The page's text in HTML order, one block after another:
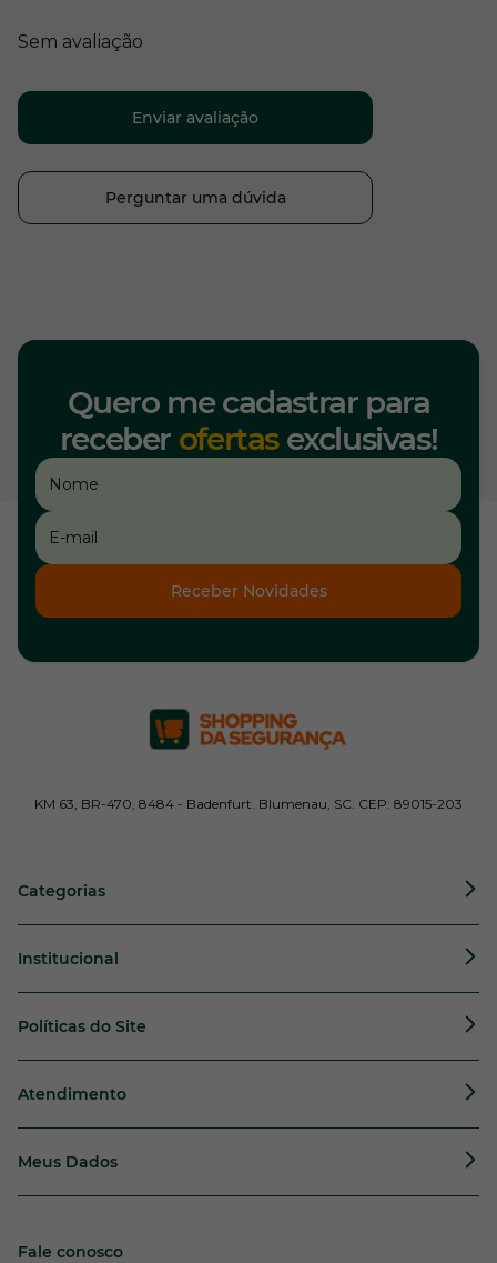
Sem avaliação
Enviar avaliação
Perguntar uma dúvida
Quero me cadastrar para
receber ofertasexclusivas!
Receber Novidades
KM 63, BR-470, 8484 - Badenfurt. Blumenau, SC. CEP: 89015-203
Categorias
Institucional
Políticas do Site
Atendimento
Meus Dados
Fale conosco